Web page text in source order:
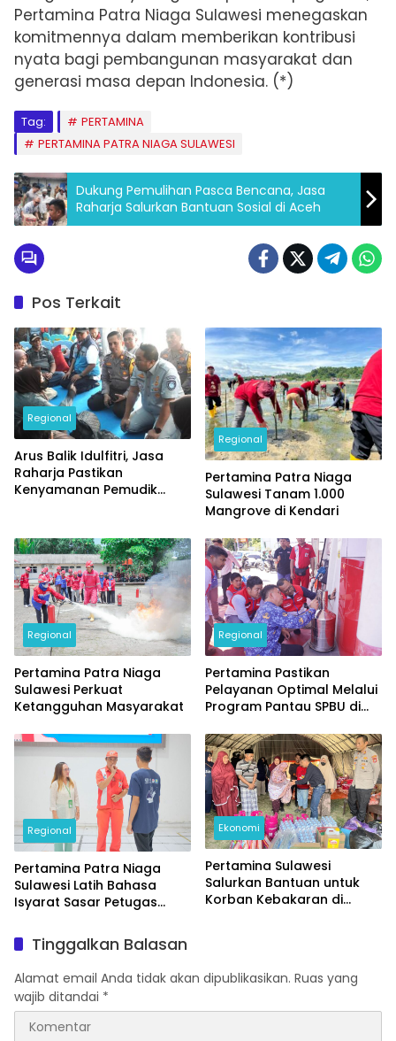
Pertamina Patra Niaga Sulawesi menegaskan
komitmennya dalam memberikan kontribusi
nyata bagi pembangunan masyarakat dan
generasi masa depan Indonesia. (*)
Tag:
PERTAMINA
PERTAMINA PATRA NIAGA SULAWESI
Dukung Pemulihan Pasca Bencana, Jasa
Raharja Salurkan Bantuan Sosial di Aceh
Pos Terkait
Regional
Arus Balik Idulfitri, Jasa
Raharja Pastikan
Kenyamanan Pemudik
Regional
Pertamina Patra Niaga
Sulawesi Tanam 1.000
Mangrove di Kendari
Regional
Pertamina Patra Niaga
Sulawesi Perkuat
Ketangguhan Masyarakat
Regional
Pertamina Pastikan
Pelayanan Optimal Melalui
Program Pantau SPBU di
Regional
Pertamina Patra Niaga
Sulawesi Latih Bahasa
Isyarat Sasar Petugas
Ekonomi
Pertamina Sulawesi
Salurkan Bantuan untuk
Korban Kebakaran di
Tinggalkan Balasan
Alamat email Anda tidak akan dipublikasikan. Ruas yang
wajib ditandai *